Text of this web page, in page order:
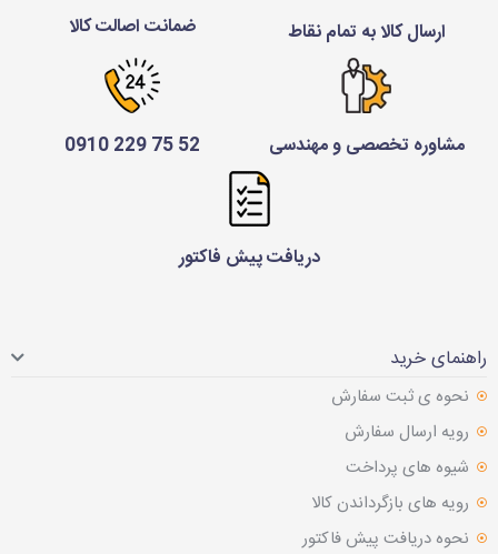
ارسال کالا به تمام نقاط ضمانت اصالت کالا
مشاوره تخصصی و مهندسی 52 75 229 0910
دریافت پیش فاکتور
راهنمای خرید
نحوه ی ثبت سفارش
رویه ارسال سفارش
شیوه های پرداخت
رویه های بازگرداندن کالا
نحوه دریافت پیش فاکتور